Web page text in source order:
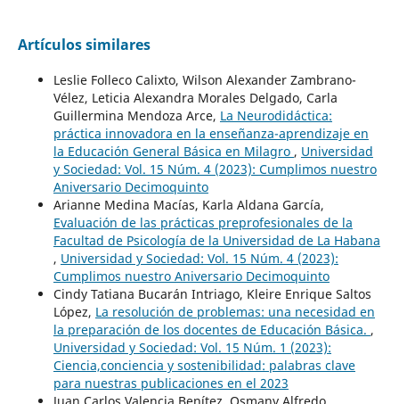
Artículos similares
Leslie Folleco Calixto, Wilson Alexander Zambrano-
Vélez, Leticia Alexandra Morales Delgado, Carla
Guillermina Mendoza Arce, La Neurodidáctica:
práctica innovadora en la enseñanza-aprendizaje en
la Educación General Básica en Milagro , Universidad
y Sociedad: Vol. 15 Núm. 4 (2023): Cumplimos nuestro
Aniversario Decimoquinto
Arianne Medina Macías, Karla Aldana García,
Evaluación de las prácticas preprofesionales de la
Facultad de Psicología de la Universidad de La Habana
, Universidad y Sociedad: Vol. 15 Núm. 4 (2023):
Cumplimos nuestro Aniversario Decimoquinto
Cindy Tatiana Bucarán Intriago, Kleire Enrique Saltos
López, La resolución de problemas: una necesidad en
la preparación de los docentes de Educación Básica. ,
Universidad y Sociedad: Vol. 15 Núm. 1 (2023):
Ciencia,conciencia y sostenibilidad: palabras clave
para nuestras publicaciones en el 2023